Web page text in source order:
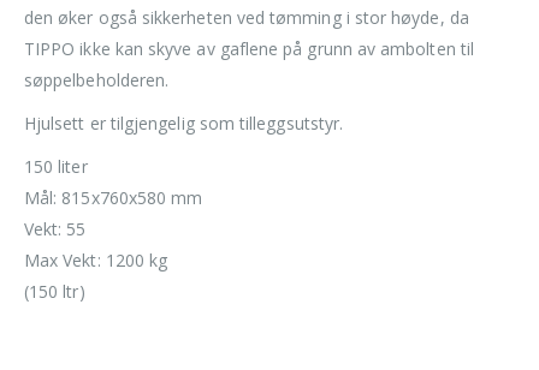
den øker også sikkerheten ved tømming i stor høyde, da
TIPPO ikke kan skyve av gaflene på grunn av ambolten til
søppelbeholderen.
Hjulsett er tilgjengelig som tilleggsutstyr.
150 liter
Mål: 815x760x580 mm
Vekt: 55
Max Vekt: 1200 kg
(150 ltr)